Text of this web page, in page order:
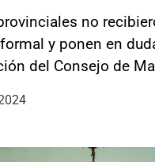
no
y ponen en
del Consejo de